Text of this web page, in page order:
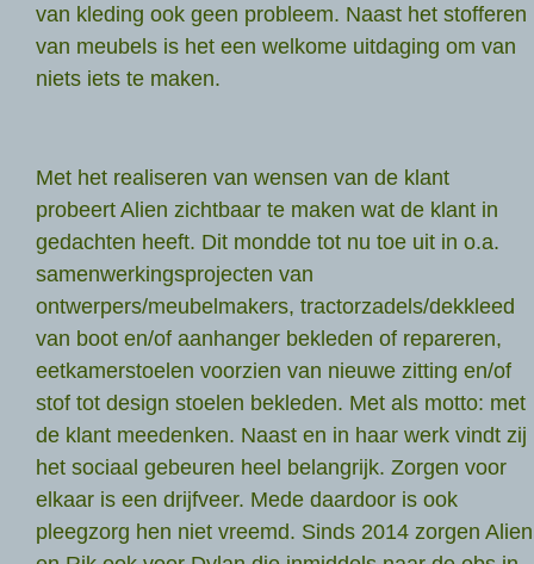
van kleding ook geen probleem. Naast het stofferen
van meubels is het een welkome uitdaging om van
niets iets te maken.
Met het realiseren van wensen van de klant
probeert Alien zichtbaar te maken wat de klant in
gedachten heeft. Dit mondde tot nu toe uit in o.a.
samenwerkingsprojecten van
ontwerpers/meubelmakers, tractorzadels/dekkleed
van boot en/of aanhanger bekleden of repareren,
eetkamerstoelen voorzien van nieuwe zitting en/of
stof tot design stoelen bekleden. Met als motto: met
de klant meedenken. Naast en in haar werk vindt zij
het sociaal gebeuren heel belangrijk. Zorgen voor
elkaar is een drijfveer. Mede daardoor is ook
pleegzorg hen niet vreemd. Sinds 2014 zorgen Alien